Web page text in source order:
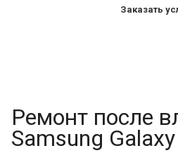
Заказать
Ремонт после
Samsung